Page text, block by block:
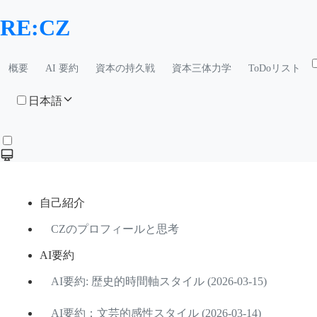
RE:CZ
概要 AI 要約 資本の持久戦 資本三体力学 ToDoリスト
日本語
自己紹介
CZのプロフィールと思考
AI要約
AI要約: 歴史的時間軸スタイル (2026-03-15)
AI要約：文芸的感性スタイル (2026-03-14)